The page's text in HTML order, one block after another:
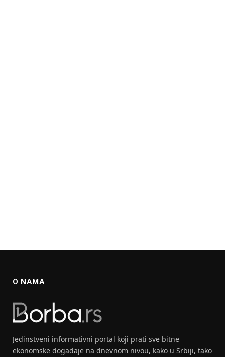
O NAMA
Jedinstveni informativni portal koji prati sve bitne
ekonomske dogadaje na dnevnom nivou, kako u Srbiji, tako